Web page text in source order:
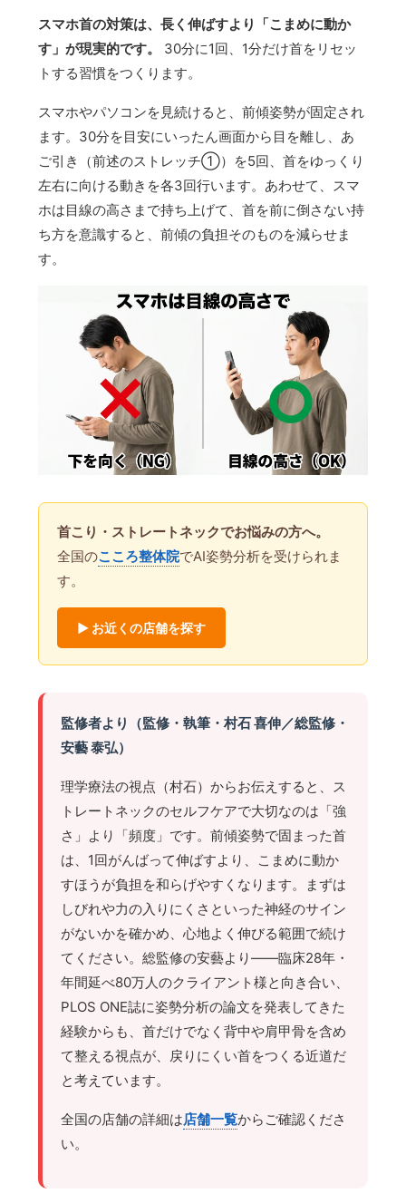
スマホ首の対策は、長く伸ばすより「こまめに動か
す」が現実的です。
30分に1回、1分だけ首をリセッ
トする習慣をつくります。
スマホやパソコンを見続けると、前傾姿勢が固定され
ます。30分を目安にいったん画面から目を離し、あ
ご引き（前述のストレッチ①）を5回、首をゆっくり
左右に向ける動きを各3回行います。あわせて、スマ
ホは目線の高さまで持ち上げて、首を前に倒さない持
ち方を意識すると、前傾の負担そのものを減らせま
す。
首こり・ストレートネックでお悩みの方へ。
全国のこころ整体院でAI姿勢分析を受けられま
す。
▶ お近くの店舗を探す
監修者より（監修・執筆・村石 喜伸／総監修・
安藝 泰弘）
理学療法の視点（村石）からお伝えすると、ス
トレートネックのセルフケアで大切なのは「強
さ」より「頻度」です。前傾姿勢で固まった首
は、1回がんばって伸ばすより、こまめに動か
すほうが負担を和らげやすくなります。まずは
しびれや力の入りにくさといった神経のサイン
がないかを確かめ、心地よく伸びる範囲で続け
てください。総監修の安藝より——臨床28年・
年間延べ80万人のクライアント様と向き合い、
PLOS ONE誌に姿勢分析の論文を発表してきた
経験からも、首だけでなく背中や肩甲骨を含め
て整える視点が、戻りにくい首をつくる近道だ
と考えています。
全国の店舗の詳細は店舗一覧からご確認くださ
い。